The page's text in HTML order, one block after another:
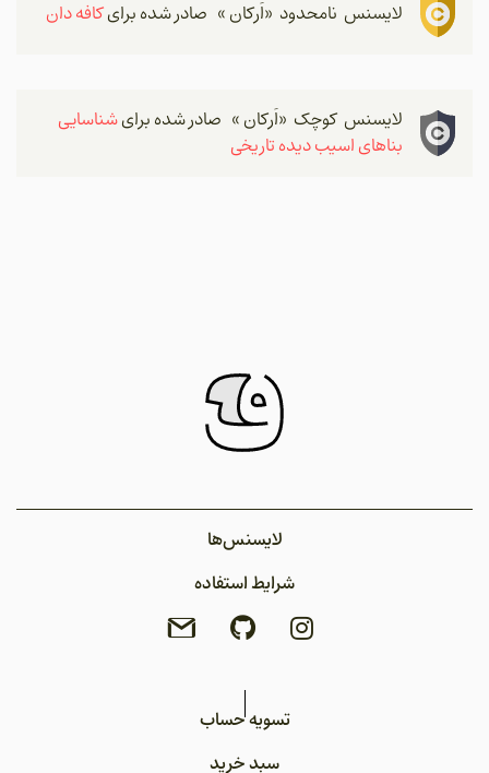
لایسنس نامحدود «اَرکان » صادر شده برایکافه دان
لایسنس کوچک «اَرکان » صادر شده برایشناسایی
بناهای اسیب دیده تاریخی
لایسنس‌ها
شرایط استفاده
تسویه حساب
سبد خرید